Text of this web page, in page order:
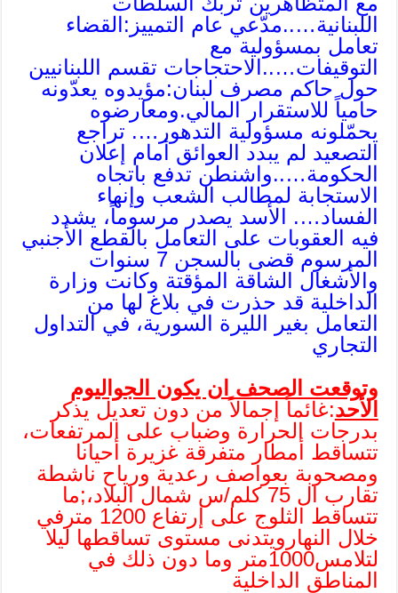
اللبنانية…..مدّعي عام التمييز:القضاء
تعامل بمسؤولية مع
التوقيفات…..الاحتجاجات تقسم اللبنانيين
حول حاكم مصرف لبنان:مؤيدوه يعدّونه
حامياً للاستقرار المالي.ومعارضوه
يحمّلونه مسؤولية التدهور…. تراجع
التصعيد لم يبدد العوائق أمام إعلان
الحكومة…..واشنطن تدفع باتجاه
الاستجابة لمطالب الشعب وإنهاء
الفساد…. الأسد يصدر مرسوماً، يشدد
فيه العقوبات على التعامل بالقطع الأجنبي
المرسوم قضى بالسجن 7 سنوات
والأشغال الشاقة المؤقتة وكانت وزارة
الداخلية قد حذرت في بلاغ لها من
التعامل بغير الليرة السورية، في التداول
التجاري
وتوقعت الصحف ان يكون الجواليوم
الأحد:غائماً إجمالاً من دون تعديل يذكر
بدرجات الحرارة وضباب على المرتفعات،
تتساقط أمطار متفرقة غزيرة أحيانا
ومصحوبة بعواصف رعدية ورياح ناشطة
تقارب ال 75 كلم/س شمال البلاد،;ما
تتساقط الثلوج على إرتفاع 1200 مترفي
خلال النهارويتدنى مستوى تساقطها ليلا
لتلامس1000متر وما دون ذلك في
المناطق الداخلية